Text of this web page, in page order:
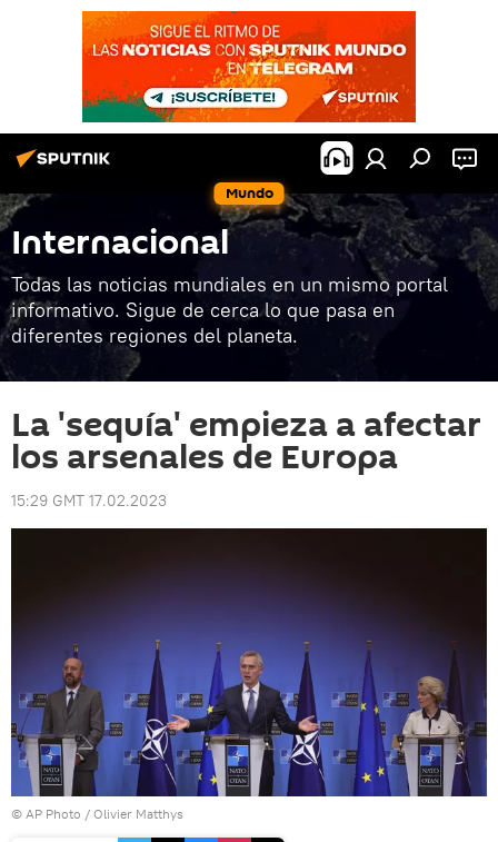
Mundo
Internacional
Todas las noticias mundiales en un mismo portal
informativo. Sigue de cerca lo que pasa en
diferentes regiones del planeta.
La 'sequía' empieza a afectar
los arsenales de Europa
15:29 GMT 17.02.2023
© AP Photo / Olivier Matthys